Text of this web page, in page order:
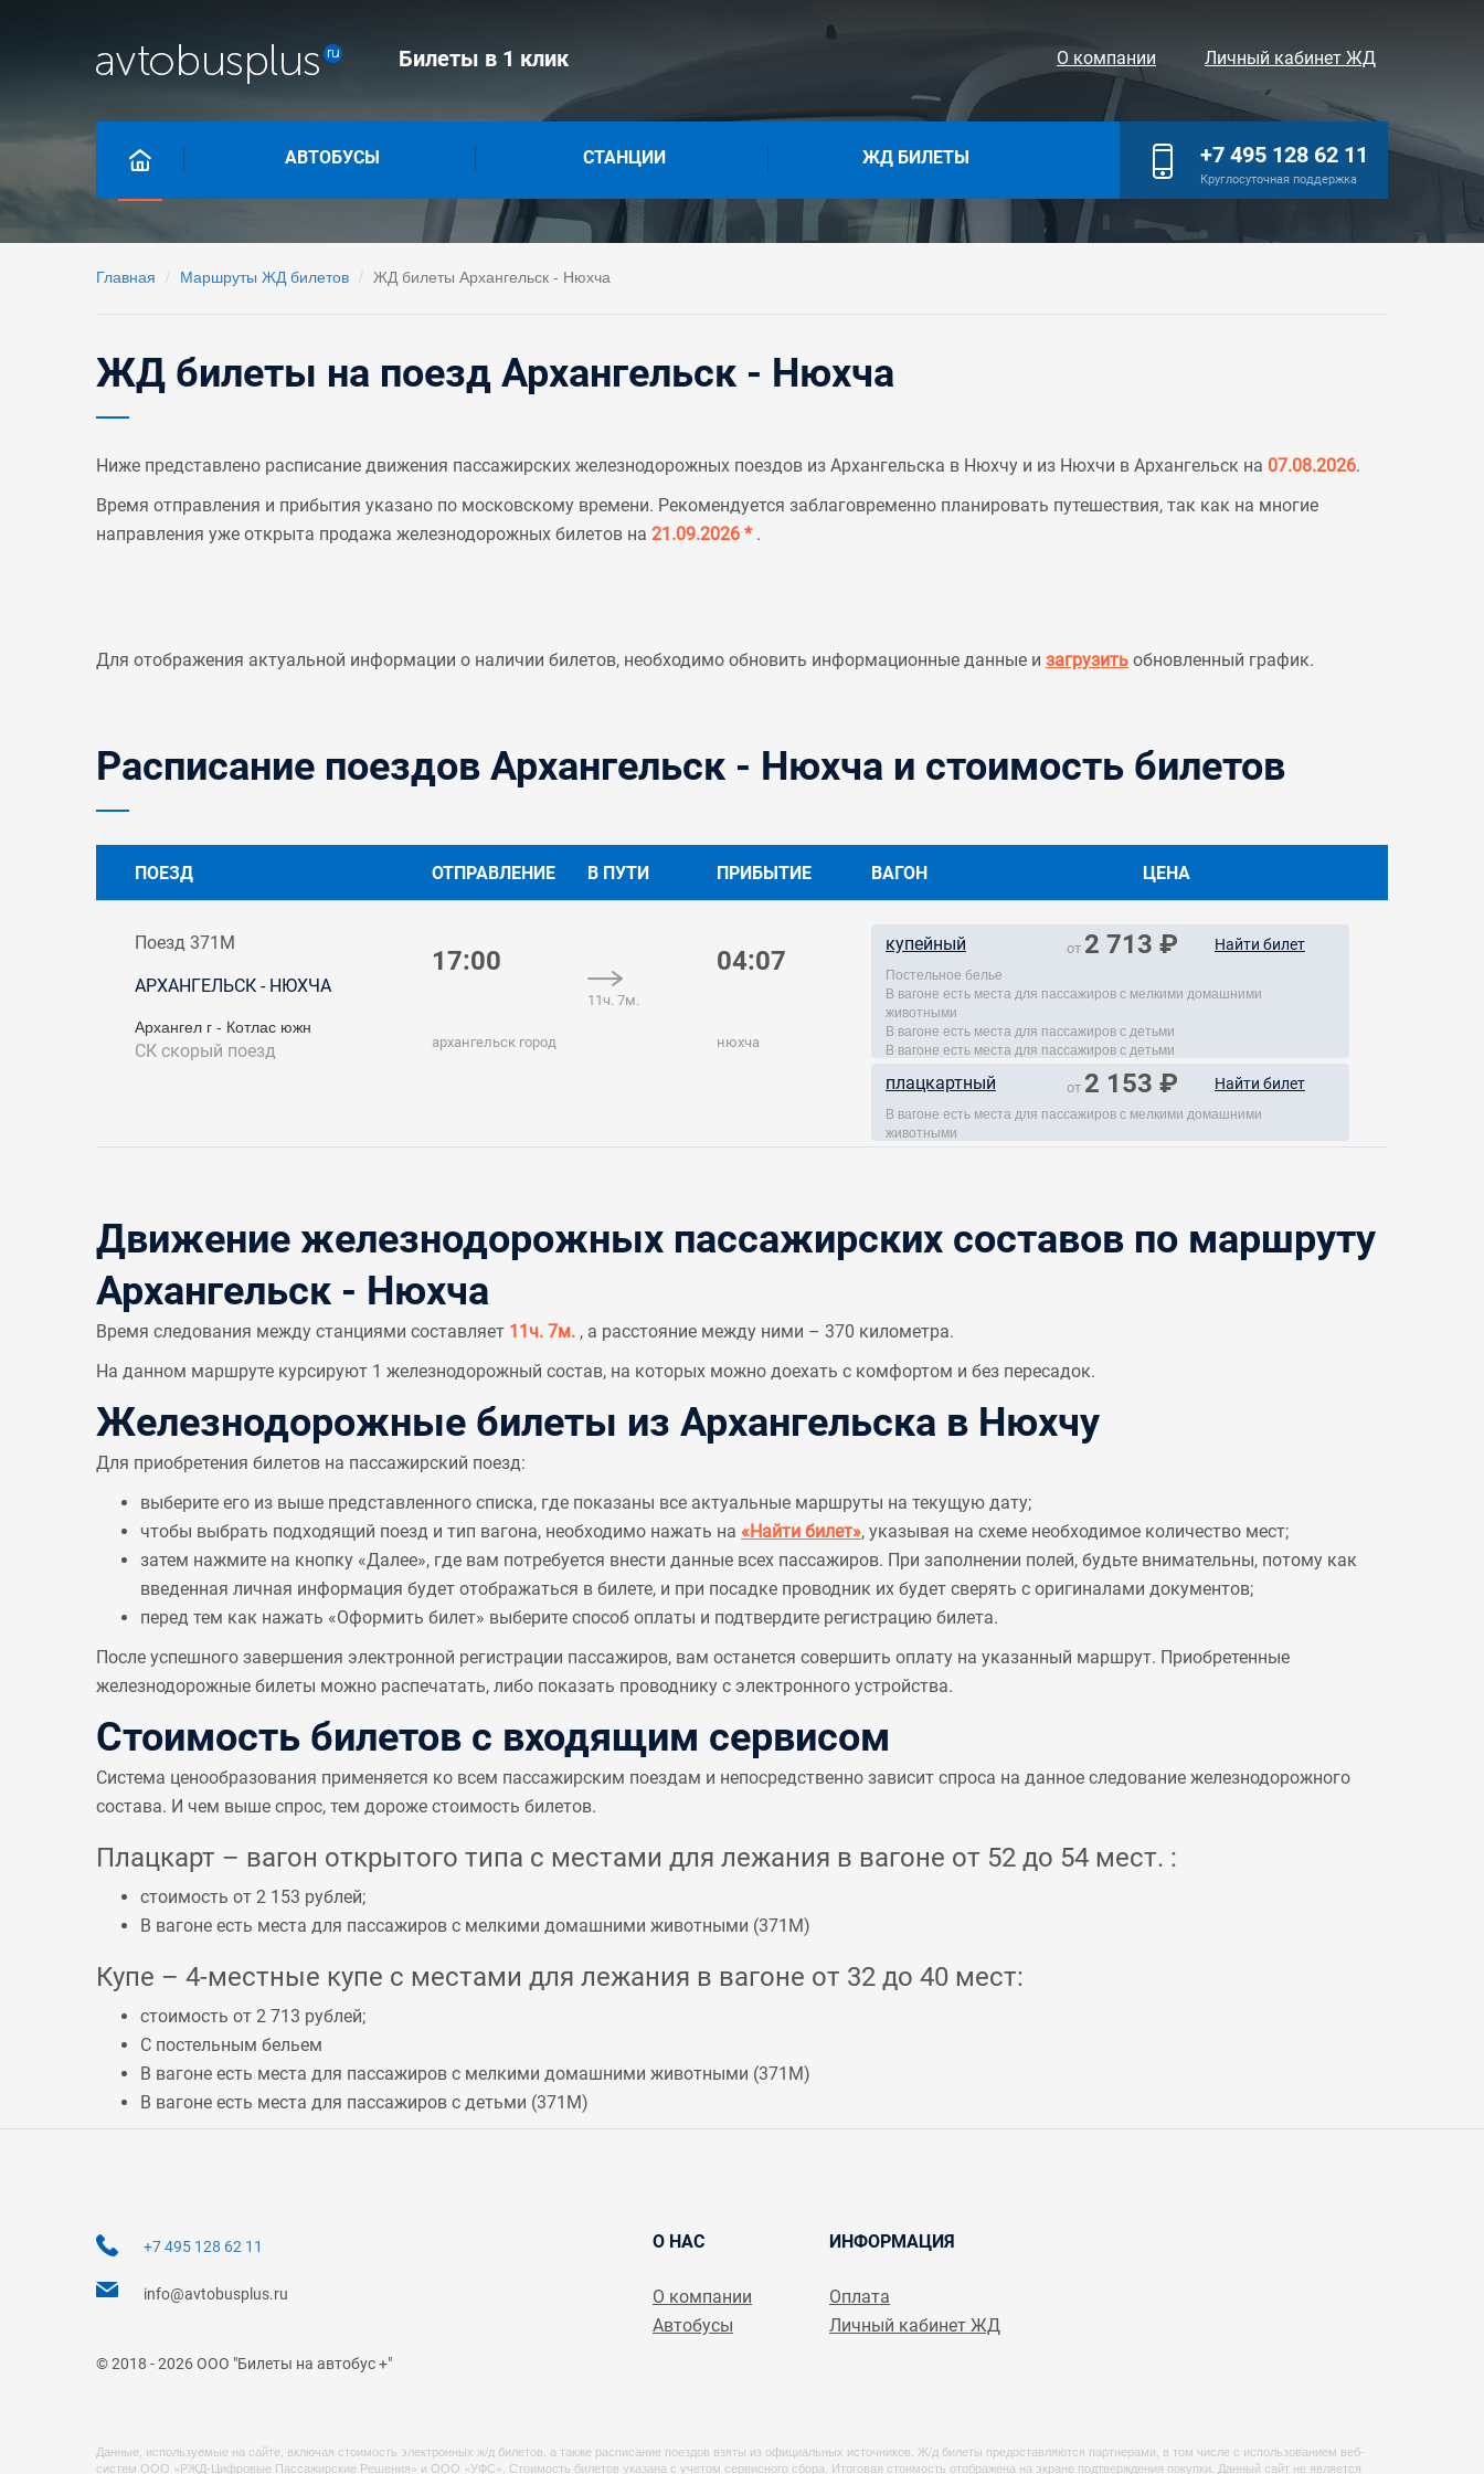
Билеты в 1 клик О компании Личный кабинет ЖД
АВТОБУСЫ СТАНЦИИ ЖД БИЛЕТЫ +7 495 128 62 11
Круглосуточная поддержка
Главная Маршруты ЖД билетов ЖД билеты Архангельск - Нюхча
ЖД билеты на поезд Архангельск - Нюхча
Ниже представлено расписание движения пассажирских железнодорожных поездов из Архангельска в Нюхчу и из Нюхчи в Архангельск на 07.08.2026.
Время отправления и прибытия указано по московскому времени. Рекомендуется заблаговременно планировать путешествия, так как на многие
направления уже открыта продажа железнодорожных билетов на 21.09.2026 * .
Для отображения актуальной информации о наличии билетов, необходимо обновить информационные данные и загрузить обновленный график.
Расписание поездов Архангельск - Нюхча и стоимость билетов
ПОЕЗД ОТПРАВЛЕНИЕ В ПУТИ ПРИБЫТИЕ ВАГОН ЦЕНА
Поезд 371М
АРХАНГЕЛЬСК - НЮХЧА
Архангел г - Котлас южн
СКскорый поезд
17:00
архангельск город
11ч. 7м.
04:07
нюхча
купейный от 2 713 ₽ Найти билет
Постельное белье
В вагоне есть места для пассажиров с мелкими домашними
животными
В вагоне есть места для пассажиров с детьми
В вагоне есть места для пассажиров с детьми
плацкартный от 2 153 ₽ Найти билет
В вагоне есть места для пассажиров с мелкими домашними
животными
Движение железнодорожных пассажирских составов по маршруту
Архангельск - Нюхча
Время следования между станциями составляет 11ч. 7м. , а расстояние между ними – 370 километра.
На данном маршруте курсируют 1 железнодорожный состав, на которых можно доехать с комфортом и без пересадок.
Железнодорожные билеты из Архангельска в Нюхчу
Для приобретения билетов на пассажирский поезд:
выберите его из выше представленного списка, где показаны все актуальные маршруты на текущую дату;
чтобы выбрать подходящий поезд и тип вагона, необходимо нажать на «Найти билет», указывая на схеме необходимое количество мест;
затем нажмите на кнопку «Далее», где вам потребуется внести данные всех пассажиров. При заполнении полей, будьте внимательны, потому как
введенная личная информация будет отображаться в билете, и при посадке проводник их будет сверять с оригиналами документов;
перед тем как нажать «Оформить билет» выберите способ оплаты и подтвердите регистрацию билета.
После успешного завершения электронной регистрации пассажиров, вам останется совершить оплату на указанный маршрут. Приобретенные
железнодорожные билеты можно распечатать, либо показать проводнику с электронного устройства.
Стоимость билетов с входящим сервисом
Система ценообразования применяется ко всем пассажирским поездам и непосредственно зависит спроса на данное следование железнодорожного
состава. И чем выше спрос, тем дороже стоимость билетов.
Плацкарт – вагон открытого типа с местами для лежания в вагоне от 52 до 54 мест. :
стоимость от 2 153 рублей;
В вагоне есть места для пассажиров с мелкими домашними животными (371М)
Купе – 4-местные купе с местами для лежания в вагоне от 32 до 40 мест:
стоимость от 2 713 рублей;
С постельным бельем
В вагоне есть места для пассажиров с мелкими домашними животными (371М)
В вагоне есть места для пассажиров с детьми (371М)
+7 495 128 62 11
info@avtobusplus.ru
© 2018 - 2026 ООО "Билеты на автобус +"
О НАС
О компании
Автобусы
ИНФОРМАЦИЯ
Оплата
Личный кабинет ЖД
Данные, используемые на сайте, включая стоимость электронных ж/д билетов, а также расписание поездов взяты из официальных источников. Ж/д билеты предоставляются партнерами, в том числе с использованием веб-
систем ООО «РЖД-Цифровые Пассажирские Решения» и ООО «УФС». Стоимость билетов указана с учетом сервисного сбора. Итоговая стоимость отображена на экране подтверждения покупки. Данный сайт не является